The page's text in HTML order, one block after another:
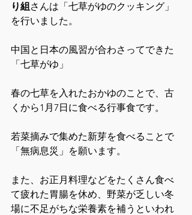
り組さんは「七草がゆのクッキング」
を行いました。
中国と日本の風習が合わさってできた
「七草がゆ」
春の七草を入れたおかゆのことで、古
くから1月7日に食べる行事食です。
若菜摘みで集めた新芽を食べることで
「無病息災」を願います。
また、お正月料理などをたくさん食べ
て疲れた胃腸を休め、野菜が乏しい冬
場に不足がちな栄養素を補うといわれ